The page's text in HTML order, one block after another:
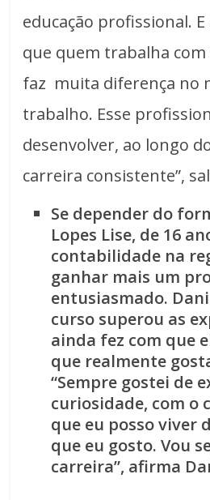
educação profissional.
que quem trabalha
faz muita diferença no
trabalho. Esse
desenvolver, ao longo
carreira consistente”,
Se depender do
Lopes Lise, de 16
contabilidade na
ganhar mais um
entusiasmado.
curso superou as
ainda fez com que
que realmente
“Sempre gostei de
curiosidade, com o
que eu posso viver
que eu gosto. Vou
carreira”, afirma